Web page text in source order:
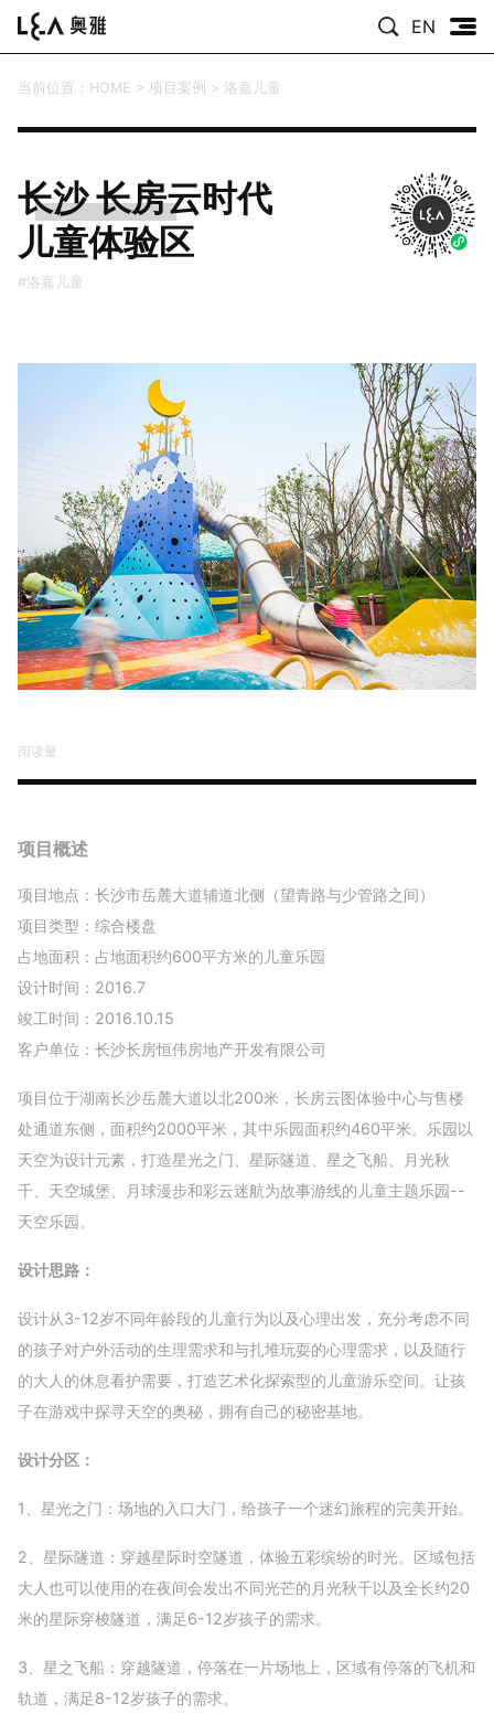
EN
当前位置： HOME > 项目案例 > 洛嘉儿童
长沙 长房云时代
儿童体验区
#洛嘉儿童
阅读量
项目概述
项目地点：长沙市岳麓大道辅道北侧（望青路与少管路之间）
项目类型：综合楼盘
占地面积：占地面积约600平方米的儿童乐园
设计时间：2016.7
竣工时间：2016.10.15
客户单位：长沙长房恒伟房地产开发有限公司
项目位于湖南长沙岳麓大道以北200米，长房云图体验中心与售楼
处通道东侧，面积约2000平米，其中乐园面积约460平米。乐园以
天空为设计元素，打造星光之门、星际隧道、星之飞船、月光秋
千、天空城堡、月球漫步和彩云迷航为故事游线的儿童主题乐园--
天空乐园。
设计思路：
设计从3-12岁不同年龄段的儿童行为以及心理出发，充分考虑不同
的孩子对户外活动的生理需求和与扎堆玩耍的心理需求，以及随行
的大人的休息看护需要，打造艺术化探索型的儿童游乐空间。让孩
子在游戏中探寻天空的奥秘，拥有自己的秘密基地。
设计分区：
1、星光之门：场地的入口大门，给孩子一个迷幻旅程的完美开始。
2、星际隧道：穿越星际时空隧道，体验五彩缤纷的时光。区域包括
大人也可以使用的在夜间会发出不同光芒的月光秋千以及全长约20
米的星际穿梭隧道，满足6-12岁孩子的需求。
3、星之飞船：穿越隧道，停落在一片场地上，区域有停落的飞机和
轨道，满足8-12岁孩子的需求。